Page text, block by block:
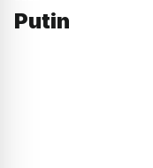
Putin